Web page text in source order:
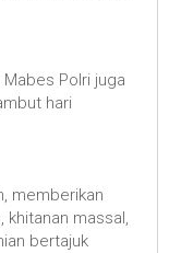
Polri juga
hari
memberikan
massal,
bertajuk